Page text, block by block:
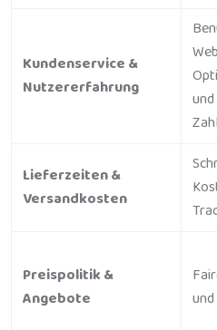
Kundenservice &
Nutzererfahrung
und
Lieferzeiten &
Versandkosten
Preispolitik &
Angebote